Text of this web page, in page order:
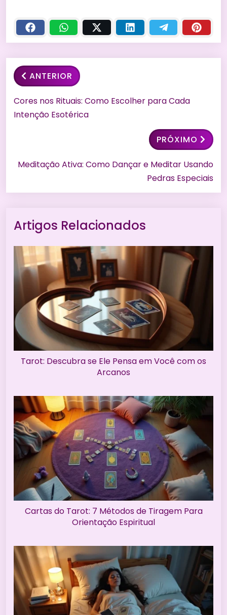
ANTERIOR
Cores nos Rituais: Como Escolher para Cada
Intenção Esotérica
PRÓXIMO
Meditação Ativa: Como Dançar e Meditar Usando
Pedras Especiais
Artigos Relacionados
Tarot: Descubra se Ele Pensa em Você com os
Arcanos
Cartas do Tarot: 7 Métodos de Tiragem Para
Orientação Espiritual